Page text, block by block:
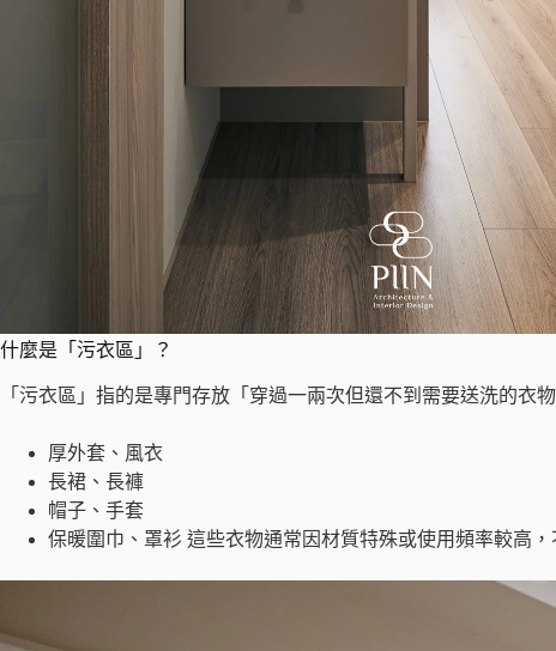
什麼是「污衣區」？
「污衣區」指的是專門存放「穿過一兩次但還不到需要送洗的衣
厚外套、風衣
長裙、長褲
帽子、手套
保暖圍巾、罩衫 這些衣物通常因材質特殊或使用頻率較高